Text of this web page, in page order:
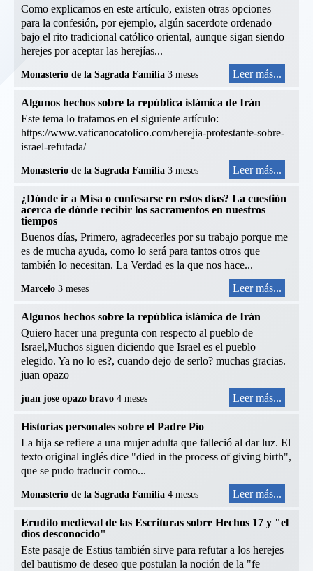
Como explicamos en este artículo, existen otras opciones
para la confesión, por ejemplo, algún sacerdote ordenado
bajo el rito tradicional católico oriental, aunque sigan siendo
herejes por aceptar las herejías...
Monasterio de la Sagrada Familia 3 meses Leer más...
Algunos hechos sobre la república islámica de Irán
Este tema lo tratamos en el siguiente artículo:
https://www.vaticanocatolico.com/herejia-protestante-sobre-
israel-refutada/
Monasterio de la Sagrada Familia 3 meses Leer más...
¿Dónde ir a Misa o confesarse en estos días? La cuestión
acerca de dónde recibir los sacramentos en nuestros
tiempos
Buenos días, Primero, agradecerles por su trabajo porque me
es de mucha ayuda, como lo será para tantos otros que
también lo necesitan. La Verdad es la que nos hace...
Marcelo 3 meses Leer más...
Algunos hechos sobre la república islámica de Irán
Quiero hacer una pregunta con respecto al pueblo de
Israel,Muchos siguen diciendo que Israel es el pueblo
elegido. Ya no lo es?, cuando dejo de serlo? muchas gracias.
juan opazo
juan jose opazo bravo 4 meses Leer más...
Historias personales sobre el Padre Pío
La hija se refiere a una mujer adulta que falleció al dar luz. El
texto original inglés dice "died in the process of giving birth",
que se pudo traducir como...
Monasterio de la Sagrada Familia 4 meses Leer más...
Erudito medieval de las Escrituras sobre Hechos 17 y "el
dios desconocido"
Este pasaje de Estius también sirve para refutar a los herejes
del bautismo de deseo que postulan la noción de la "fe